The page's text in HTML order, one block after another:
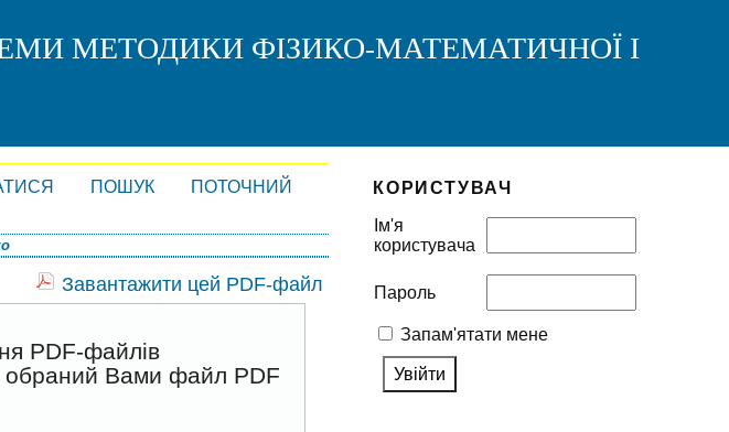
МЕТОДИКИ ФІЗИКО-МАТЕМАТИЧНОЇ І
КОРИСТУВАЧ
Ім'я
користувача
Пароль
Запам'ятати мене
ПОШУК
ПОТОЧНИЙ
Завантажити цей PDF-файл
PDF-файлів
обраний Вами файл PDF